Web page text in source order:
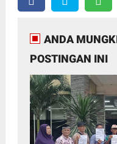
ANDA
POSTINGAN INI